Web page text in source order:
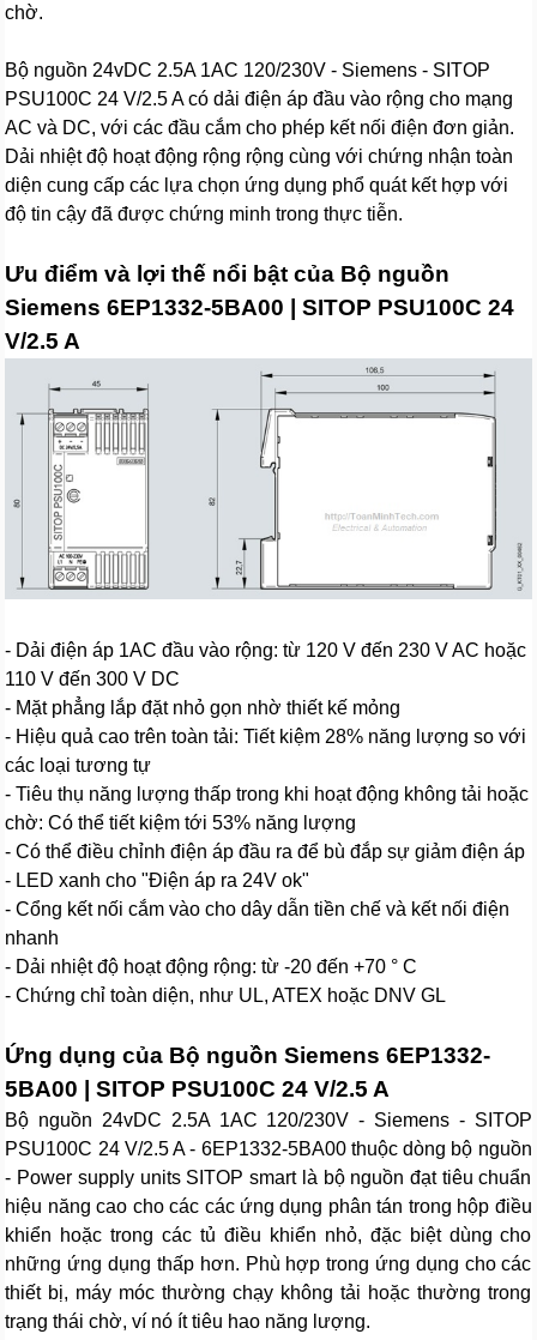
chờ.
Bộ nguồn 24vDC 2.5A 1AC 120/230V - Siemens - SITOP
PSU100C 24 V/2.5 A có dải điện áp đầu vào rộng cho mạng
AC và DC, với các đầu cắm cho phép kết nối điện đơn giản.
Dải nhiệt độ hoạt động rộng rộng cùng với chứng nhận toàn
diện cung cấp các lựa chọn ứng dụng phổ quát kết hợp với
độ tin cậy đã được chứng minh trong thực tiễn.
Ưu điểm và lợi thế nổi bật của Bộ nguồn
Siemens 6EP1332-5BA00 | SITOP PSU100C 24
V/2.5 A
- Dải điện áp 1AC đầu vào rộng: từ 120 V đến 230 V AC hoặc
110 V đến 300 V DC
- Mặt phẳng lắp đặt nhỏ gọn nhờ thiết kế mỏng
- Hiệu quả cao trên toàn tải: Tiết kiệm 28% năng lượng so với
các loại tương tự
- Tiêu thụ năng lượng thấp trong khi hoạt động không tải hoặc
chờ: Có thể tiết kiệm tới 53% năng lượng
- Có thể điều chỉnh điện áp đầu ra để bù đắp sự giảm điện áp
- LED xanh cho "Điện áp ra 24V ok"
- Cổng kết nối cắm vào cho dây dẫn tiền chế và kết nối điện
nhanh
- Dải nhiệt độ hoạt động rộng: từ -20 đến +70 ° C
- Chứng chỉ toàn diện, như UL, ATEX hoặc DNV GL
Ứng dụng của Bộ nguồn Siemens 6EP1332-
5BA00 | SITOP PSU100C 24 V/2.5 A
Bộ nguồn 24vDC 2.5A 1AC 120/230V - Siemens - SITOP
PSU100C 24 V/2.5 A - 6EP1332-5BA00 thuộc dòng bộ nguồn
- Power supply units SITOP smart là bộ nguồn đạt tiêu chuẩn
hiệu năng cao cho các các ứng dụng phân tán trong hộp điều
khiển hoặc trong các tủ điều khiển nhỏ, đặc biệt dùng cho
những ứng dụng thấp hơn. Phù hợp trong ứng dụng cho các
thiết bị, máy móc thường chạy không tải hoặc thường trong
trạng thái chờ, ví nó ít tiêu hao năng lượng.